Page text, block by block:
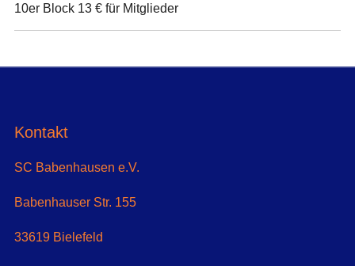
10er Block 13 € für Mitglieder
Kontakt
SC Babenhausen e.V.
Babenhauser Str. 155
33619 Bielefeld